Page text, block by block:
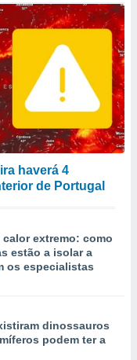
haverá 4
de Portugal
extremo: como
estão a isolar a
os especialistas
dinossauros
podem ter a